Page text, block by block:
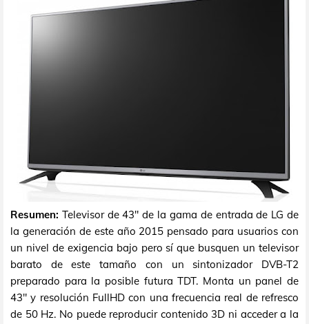
Resumen: Televisor de 43" de la gama de entrada de LG de
la generación de este año 2015 pensado para usuarios con
un nivel de exigencia bajo pero sí que busquen un televisor
barato de este tamaño con un sintonizador DVB-T2
preparado para la posible futura TDT. Monta un panel de
43" y resolución FullHD con una frecuencia real de refresco
de 50 Hz. No puede reproducir contenido 3D ni acceder a la